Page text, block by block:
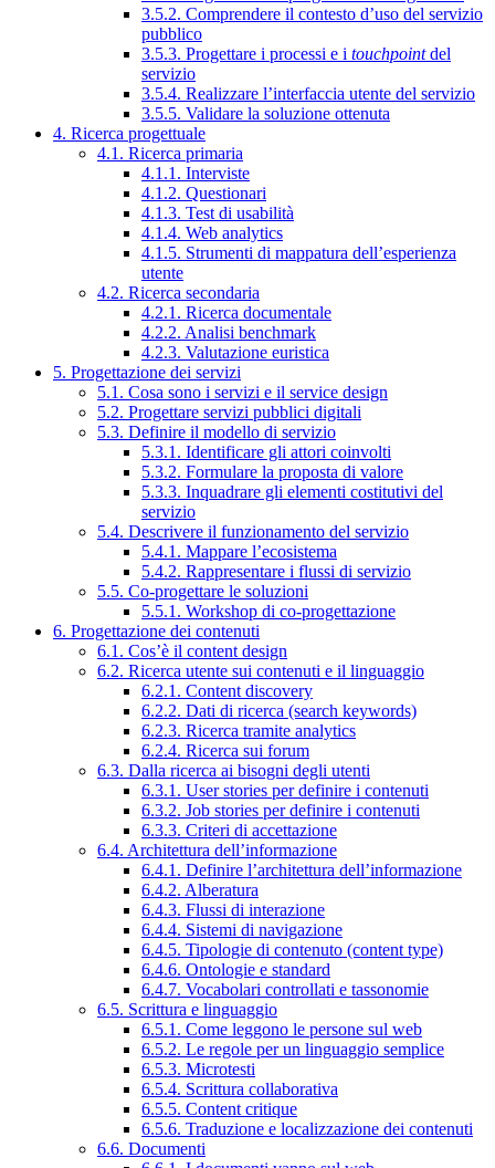
3.5.2. Comprendere il contesto d’uso del servizio
pubblico
3.5.3. Progettare i processi e i touchpointdel
servizio
3.5.4. Realizzare l’interfaccia utente del servizio
3.5.5. Validare la soluzione ottenuta
4. Ricerca progettuale
4.1. Ricerca primaria
4.1.1. Interviste
4.1.2. Questionari
4.1.3. Test di usabilità
4.1.4. Web analytics
4.1.5. Strumenti di mappatura dell’esperienza
utente
4.2. Ricerca secondaria
4.2.1. Ricerca documentale
4.2.2. Analisi benchmark
4.2.3. Valutazione euristica
5. Progettazione dei servizi
5.1. Cosa sono i servizi e il service design
5.2. Progettare servizi pubblici digitali
5.3. Definire il modello di servizio
5.3.1. Identificare gli attori coinvolti
5.3.2. Formulare la proposta di valore
5.3.3. Inquadrare gli elementi costitutivi del
servizio
5.4. Descrivere il funzionamento del servizio
5.4.1. Mappare l’ecosistema
5.4.2. Rappresentare i flussi di servizio
5.5. Co-progettare le soluzioni
5.5.1. Workshop di co-progettazione
6. Progettazione dei contenuti
6.1. Cos’è il content design
6.2. Ricerca utente sui contenuti e il linguaggio
6.2.1. Content discovery
6.2.2. Dati di ricerca (search keywords)
6.2.3. Ricerca tramite analytics
6.2.4. Ricerca sui forum
6.3. Dalla ricerca ai bisogni degli utenti
6.3.1. User stories per definire i contenuti
6.3.2. Job stories per definire i contenuti
6.3.3. Criteri di accettazione
6.4. Architettura dell’informazione
6.4.1. Definire l’architettura dell’informazione
6.4.2. Alberatura
6.4.3. Flussi di interazione
6.4.4. Sistemi di navigazione
6.4.5. Tipologie di contenuto (content type)
6.4.6. Ontologie e standard
6.4.7. Vocabolari controllati e tassonomie
6.5. Scrittura e linguaggio
6.5.1. Come leggono le persone sul web
6.5.2. Le regole per un linguaggio semplice
6.5.3. Microtesti
6.5.4. Scrittura collaborativa
6.5.5. Content critique
6.5.6. Traduzione e localizzazione dei contenuti
6.6. Documenti